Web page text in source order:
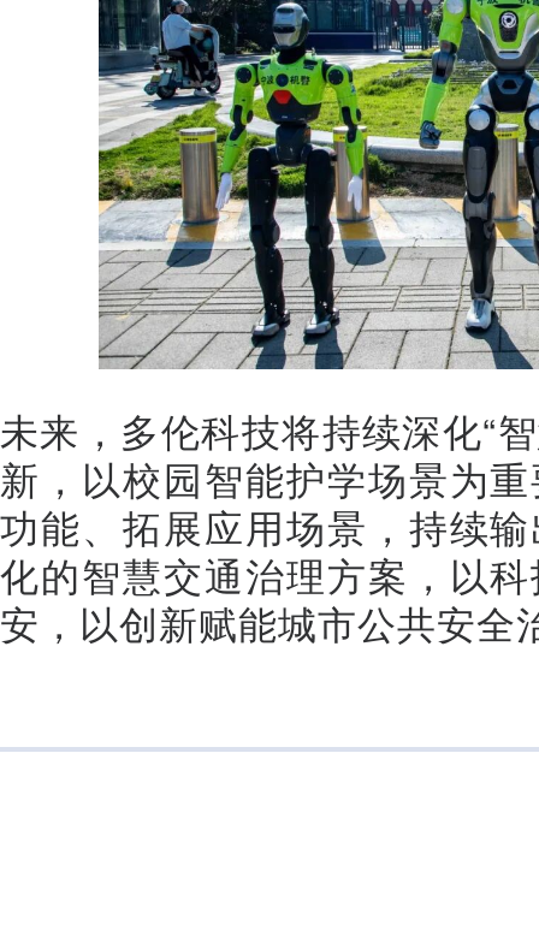
未来，多伦科技将持续深化“
新，以校园智能护学场景为
功能、拓展应用场景，持续
化的智慧交通治理方案，以
安，以创新赋能城市公共安全